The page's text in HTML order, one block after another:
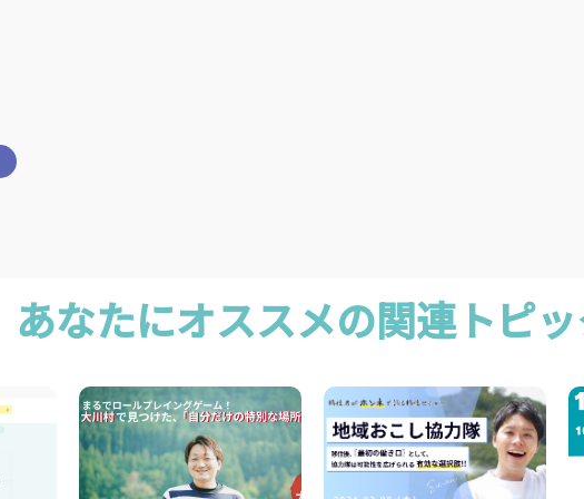
あなたにオススメの関連トピ